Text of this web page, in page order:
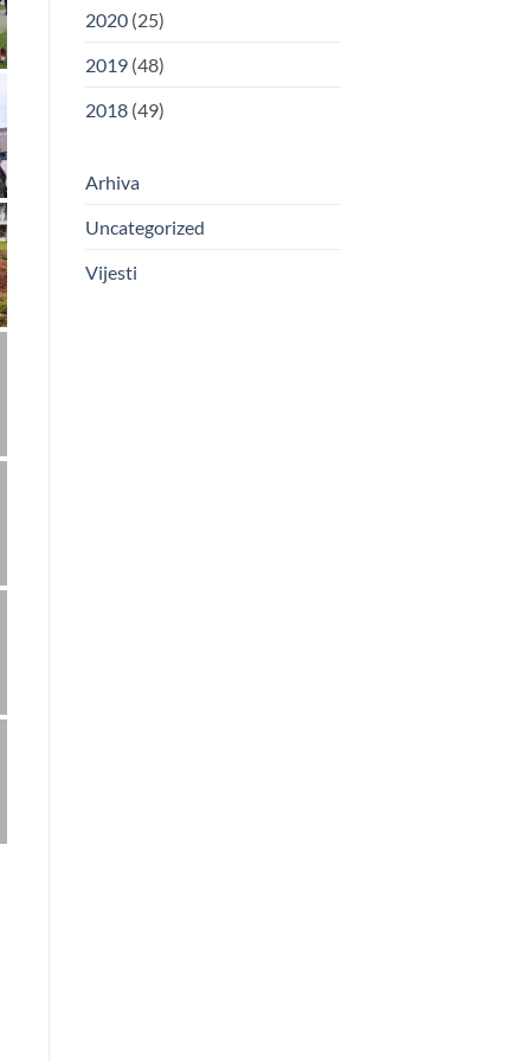
2020(25)
2019(48)
2018(49)
Arhiva
Uncategorized
Vijesti